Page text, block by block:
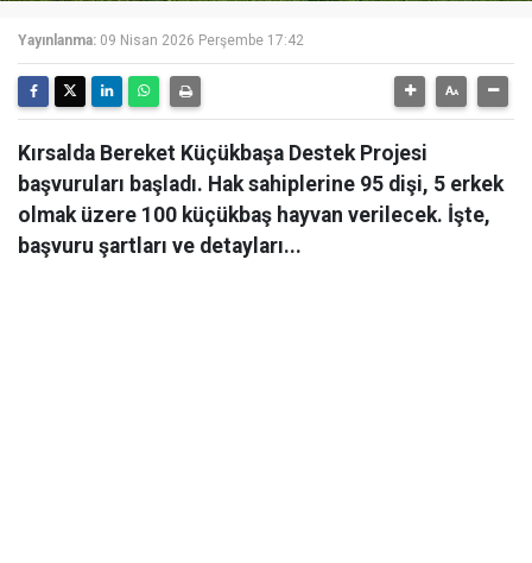
Yayınlanma: 09 Nisan 2026 Perşembe 17:42
Kırsalda Bereket Küçükbaşa Destek Projesi
başvuruları başladı. Hak sahiplerine 95 dişi, 5 erkek
olmak üzere 100 küçükbaş hayvan verilecek. İşte,
başvuru şartları ve detayları...